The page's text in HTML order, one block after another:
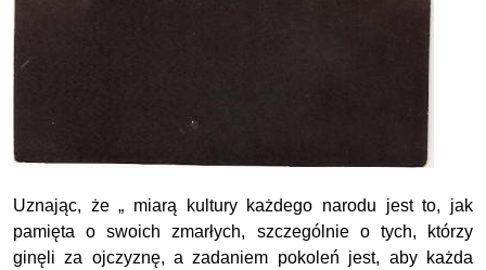
Uznając, że „ miarą kultury każdego narodu jest to, jak
pamięta o swoich zmarłych, szczególnie o tych, którzy
ginęli za ojczyznę, a zadaniem pokoleń jest, aby każda